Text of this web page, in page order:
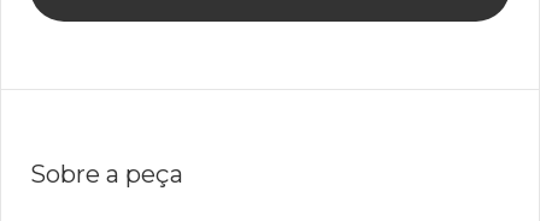
Sobre a peça